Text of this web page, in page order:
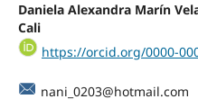
Daniela Alexandra Marín
Cali
https://orcid.org/0000-
nani_0203@hotmail.com